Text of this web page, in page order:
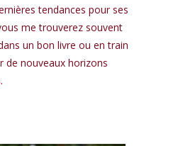
tendances pour ses
me trouverez souvent
un bon livre ou en train
de nouveaux horizons